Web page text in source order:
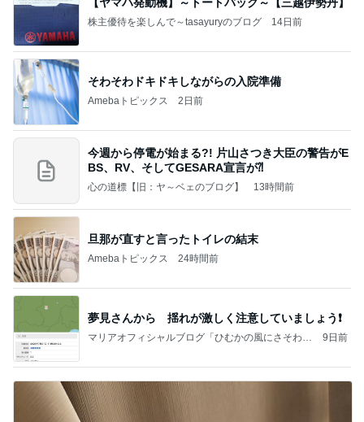
株主優待を楽しんで～tasayuryのブログ 14日前
そわそわドキドキしながらの入院準備
Amebaトピックス 2日前
今週から停電が始まる?! 片山さつき大臣の警告がE
BS、RV、そしてGESARA宣言が⁈
心の道標【旧：ヤ～ベェのブログ】 13時間前
旦那が直すと言ったトイレの結末
Amebaトピックス 24時間前
夢見さんから 揺れが激しく注意していましょう❗️
マリアオフィシャルブログ「ひむかの風にさそわれ
9日前